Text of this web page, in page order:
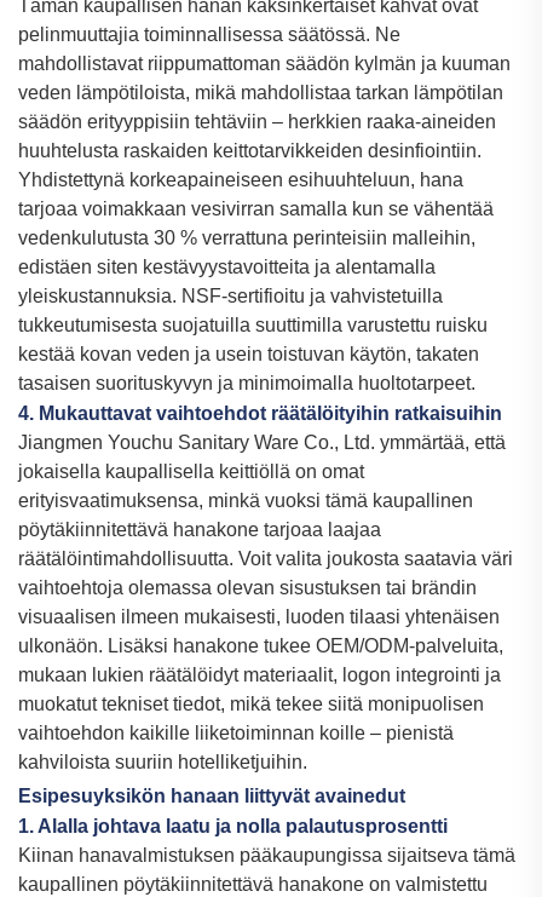
Tämän kaupallisen hanan kaksinkertaiset kahvat ovat
pelinmuuttajia toiminnallisessa säätössä. Ne
mahdollistavat riippumattoman säädön kylmän ja kuuman
veden lämpötiloista, mikä mahdollistaa tarkan lämpötilan
säädön erityyppisiin tehtäviin – herkkien raaka-aineiden
huuhtelusta raskaiden keittotarvikkeiden desinfiointiin.
Yhdistettynä korkeapaineiseen esihuuhteluun, hana
tarjoaa voimakkaan vesivirran samalla kun se vähentää
vedenkulutusta 30 % verrattuna perinteisiin malleihin,
edistäen siten kestävyystavoitteita ja alentamalla
yleiskustannuksia. NSF-sertifioitu ja vahvistetuilla
tukkeutumisesta suojatuilla suuttimilla varustettu ruisku
kestää kovan veden ja usein toistuvan käytön, takaten
tasaisen suorituskyvyn ja minimoimalla huoltotarpeet.
4. Mukauttavat vaihtoehdot räätälöityihin ratkaisuihin
Jiangmen Youchu Sanitary Ware Co., Ltd. ymmärtää, että
jokaisella kaupallisella keittiöllä on omat
erityisvaatimuksensa, minkä vuoksi tämä kaupallinen
pöytäkiinnitettävä hanakone tarjoaa laajaa
räätälöintimahdollisuutta. Voit valita joukosta saatavia väri
vaihtoehtoja olemassa olevan sisustuksen tai brändin
visuaalisen ilmeen mukaisesti, luoden tilaasi yhtenäisen
ulkonäön. Lisäksi hanakone tukee OEM/ODM-palveluita,
mukaan lukien räätälöidyt materiaalit, logon integrointi ja
muokatut tekniset tiedot, mikä tekee siitä monipuolisen
vaihtoehdon kaikille liiketoiminnan koille – pienistä
kahviloista suuriin hotelliketjuihin.
Esipesuyksikön hanaan liittyvät avainedut
1. Alalla johtava laatu ja nolla palautusprosentti
Kiinan hanavalmistuksen pääkaupungissa sijaitseva tämä
kaupallinen pöytäkiinnitettävä hanakone on valmistettu